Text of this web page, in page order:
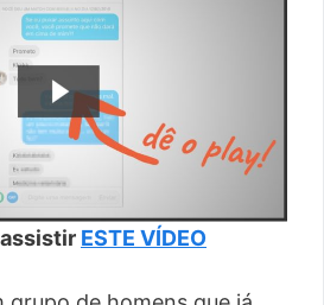
ESTE VÍDEO